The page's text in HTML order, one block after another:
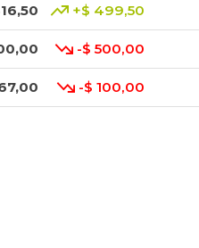
+$ 499,50
-$ 500,00
-$ 100,00